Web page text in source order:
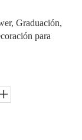
Graduación,
para